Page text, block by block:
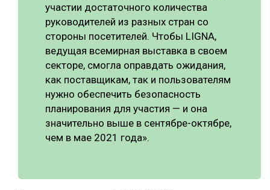
участии достаточного количества
руководителей из разных стран со
стороны посетителей. Чтобы LIGNA,
ведущая всемирная выставка в своем
секторе, смогла оправдать ожидания,
как поставщикам, так и пользователям
нужно обеспечить безопасность
планирования для участия — и она
значительно выше в сентябре-октябре,
чем в мае 2021 года».